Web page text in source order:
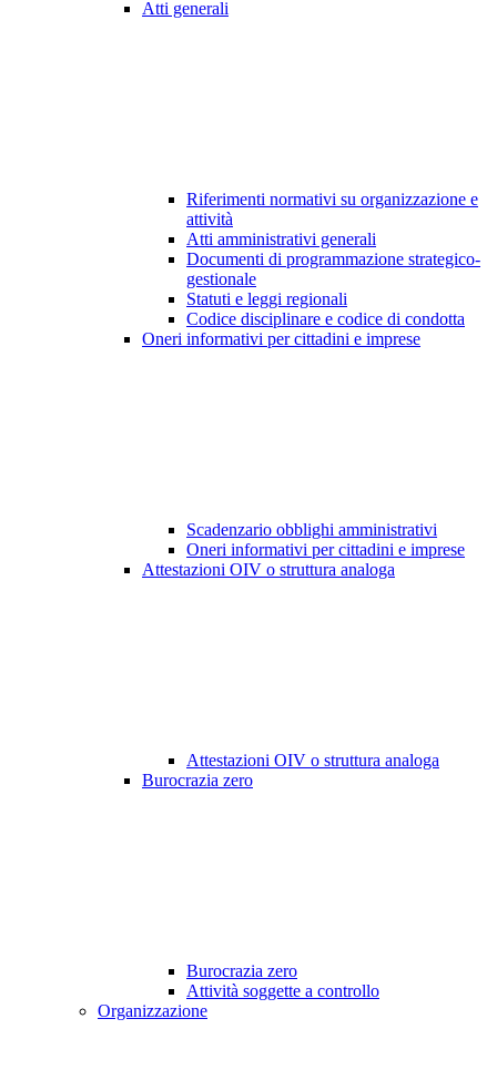
Atti generali
Riferimenti normativi su organizzazione e
attività
Atti amministrativi generali
Documenti di programmazione strategico-
gestionale
Statuti e leggi regionali
Codice disciplinare e codice di condotta
Oneri informativi per cittadini e imprese
Scadenzario obblighi amministrativi
Oneri informativi per cittadini e imprese
Attestazioni OIV o struttura analoga
Attestazioni OIV o struttura analoga
Burocrazia zero
Burocrazia zero
Attività soggette a controllo
Organizzazione